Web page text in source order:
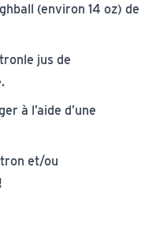
(environ 14 oz) de
jus de
à l’aide d’une
et/ou